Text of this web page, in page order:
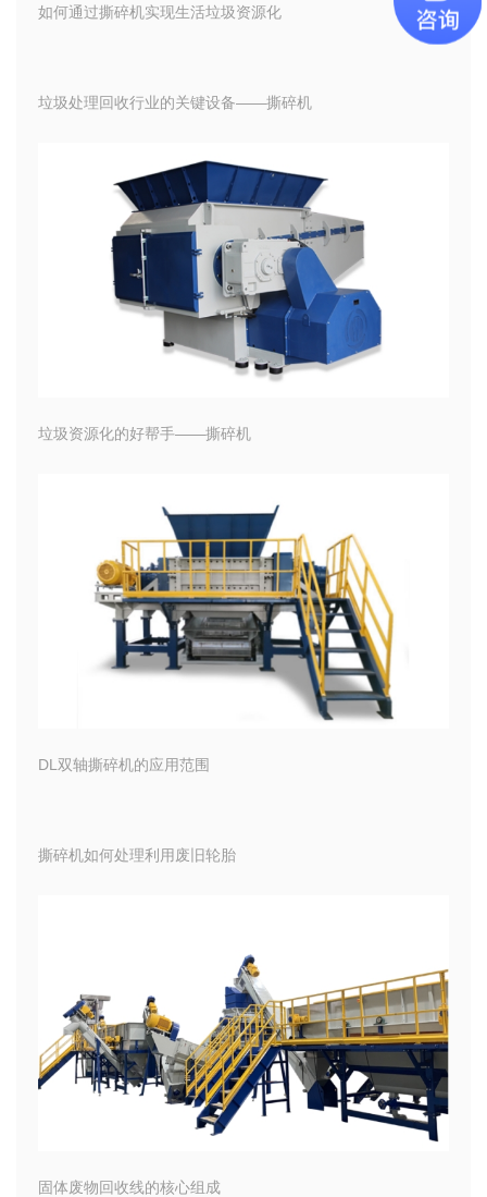
如何通过撕碎机实现生活垃圾资源化
垃圾处理回收行业的关键设备——撕碎机
垃圾资源化的好帮手——撕碎机
DL双轴撕碎机的应用范围
撕碎机如何处理利用废旧轮胎
固体废物回收线的核心组成